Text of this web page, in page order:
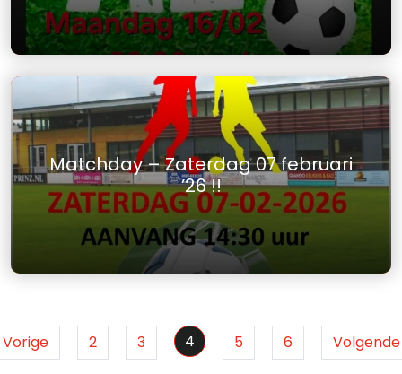
Matchday – Zaterdag 07 februari
’26 !!
Vorige 2 3 4 5 6 Volgende